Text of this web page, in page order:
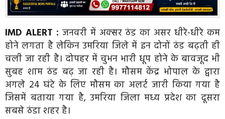
IMD ALERT : जनवरी में अक्सर ठंड का असर धीरे-धीरे कम
होने लगता है लेकिन उमरिया जिले में इन दोनों ठंड बढ़ती ही
चली जा रही है। दोपहर में चुभन भारी धूप होने के बावजूद भी
सुबह शाम ठंड बढ़ जा रही है। मौसम केंद्र भोपाल के द्वारा
अगले 24 घंटे के लिए मौसम का अलर्ट जारी किया गया है
जिसमें बताया गया है, उमरिया जिला मध्य प्रदेश का दूसरा
सबसे ठंडा शहर है।